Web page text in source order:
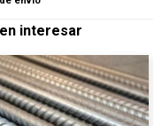
interesar